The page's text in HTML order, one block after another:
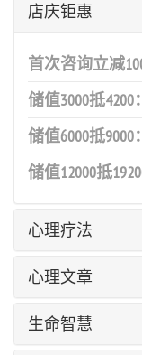
店庆钜惠
首次咨询立减
储值3000抵4200：
储值6000抵9000：
储值12000抵
心理疗法
心理文章
生命智慧